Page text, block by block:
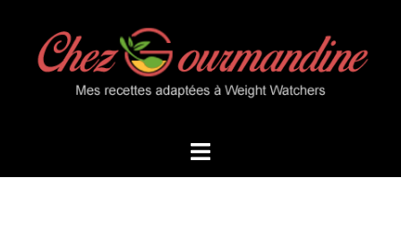
contenu
Ouvrir/fermer